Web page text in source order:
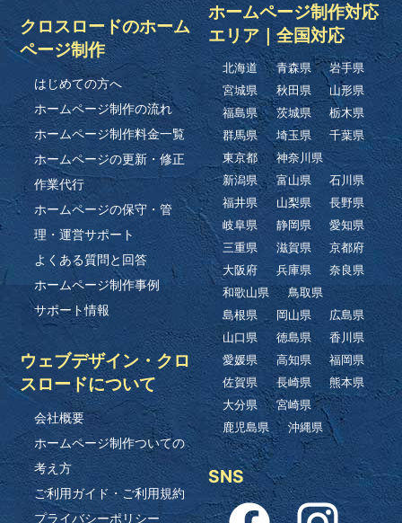
クロスロードのホーム
ページ制作
はじめての方へ
ホームページ制作の流れ
ホームページ制作料金一覧
ホームページの更新・修正
作業代行
ホームページの保守・管
理・運営サポート
よくある質問と回答
ホームページ制作事例
サポート情報
ウェブデザイン・クロ
スロードについて
会社概要
ホームページ制作ついての
考え方
ご利用ガイド・ご利用規約
プライバシーポリシー
ホームページ制作対応
エリア｜全国対応
北海道 青森県
岩手県
宮城県
秋田県
山形県
福島県
茨城県
栃木県
群馬県
埼玉県
千葉県
東京都
神奈川県
新潟県
富山県
石川県
福井県
山梨県
長野県
岐阜県
静岡県
愛知県
三重県
滋賀県
京都府
大阪府
兵庫県
奈良県
和歌山県
鳥取県
島根県
岡山県
広島県
山口県
徳島県
香川県
愛媛県
高知県
福岡県
佐賀県
長崎県
熊本県
大分県
宮崎県
鹿児島県
沖縄県
SNS